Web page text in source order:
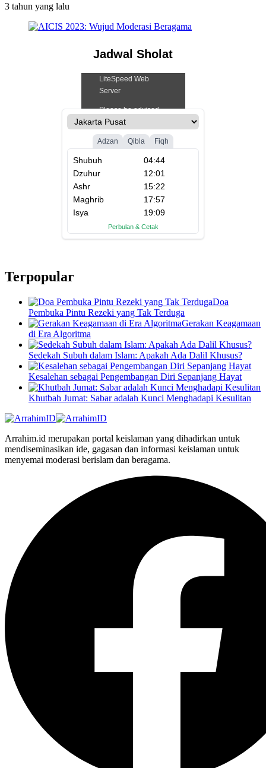
3 tahun yang lalu
Jadwal Sholat
Terpopular
Doa
Pembuka Pintu Rezeki yang Tak Terduga
Gerakan Keagamaan
di Era Algoritma
Sedekah Subuh dalam Islam: Apakah Ada Dalil Khusus?
Kesalehan sebagai Pengembangan Diri Sepanjang Hayat
Khutbah Jumat: Sabar adalah Kunci Menghadapi Kesulitan
Arrahim.id merupakan portal keislaman yang dihadirkan untuk
mendiseminasikan ide, gagasan dan informasi keislaman untuk
menyemai moderasi berislam dan beragama.